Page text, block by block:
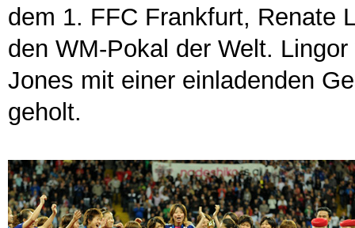
dem 1. FFC Frankfurt, Renate
den WM-Pokal der Welt.
Jones mit einer einladenden
geholt.